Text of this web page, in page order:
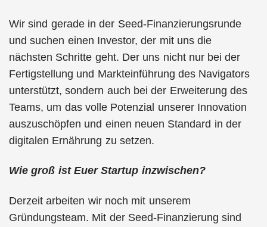
Wir sind gerade in der Seed-Finanzierungsrunde
und suchen einen Investor, der mit uns die
nächsten Schritte geht. Der uns nicht nur bei der
Fertigstellung und Markteinführung des Navigators
unterstützt, sondern auch bei der Erweiterung des
Teams, um das volle Potenzial unserer Innovation
auszuschöpfen und einen neuen Standard in der
digitalen Ernährung zu setzen.
Wie groß ist Euer Startup inzwischen?
Derzeit arbeiten wir noch mit unserem
Gründungsteam. Mit der Seed-Finanzierung sind